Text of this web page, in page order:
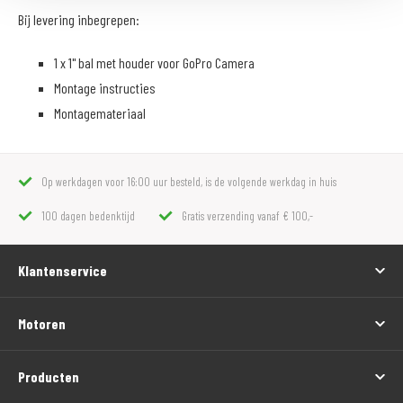
Bij levering inbegrepen:
1 x 1" bal met houder voor GoPro Camera
Montage instructies
Montagemateriaal
Op werkdagen voor 16:00 uur besteld, is de volgende werkdag in huis
100 dagen bedenktijd Gratis verzending vanaf € 100,-
Klantenservice
Motoren
Producten